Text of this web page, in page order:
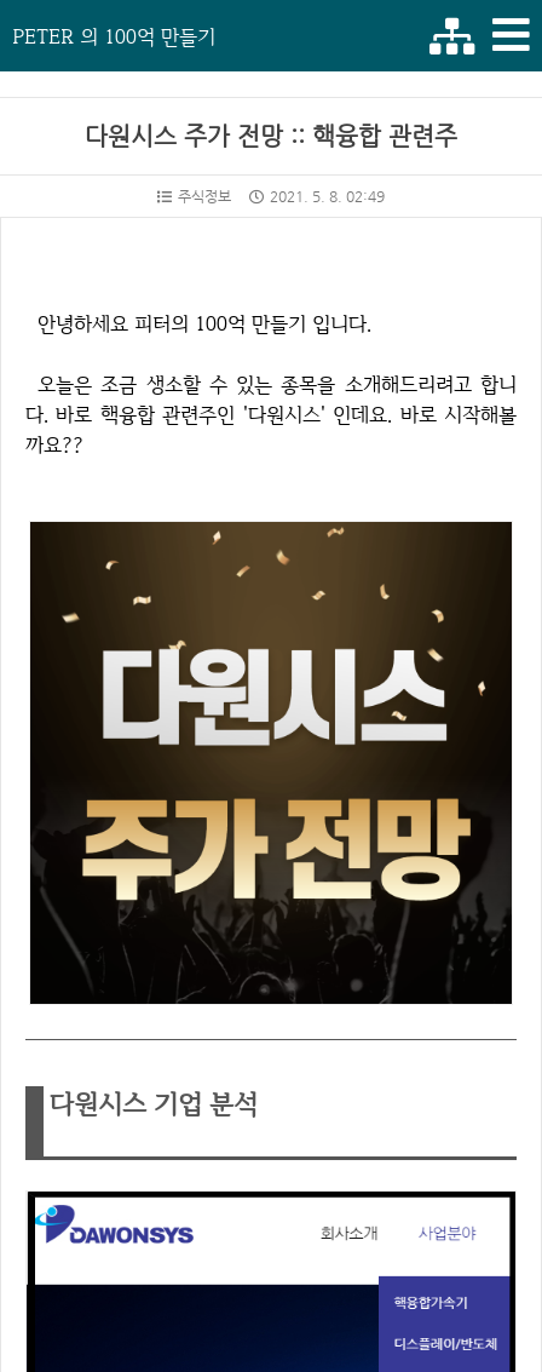
PETER 의 100억 만들기
다원시스 주가 전망 :: 핵융합 관련주
주식정보 2021. 5. 8. 02:49
안녕하세요 피터의 100억 만들기 입니다.
오늘은 조금 생소할 수 있는 종목을 소개해드리려고 합니
다. 바로 핵융합 관련주인 '다원시스' 인데요. 바로 시작해볼
까요??
다원시스 기업 분석